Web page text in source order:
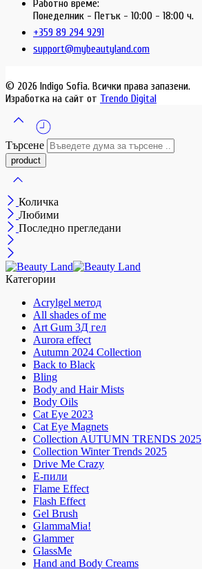
Работно време:
Понеделник - Петък - 10:00 - 18:00 ч.
+359 89 294 9291
support@mybeautyland.com
© 2026 Indigo Sofia. Всички права запазени.
Изработка на сайт от Trendo Digital
Търсене
Количка
Любими
Последно прегледани
Категории
Acrylgel метод
All shades of me
Art Gum 3Д гел
Aurora effect
Autumn 2024 Collection
Back to Black
Bling
Body and Hair Mists
Body Oils
Cat Eye 2023
Cat Eye Magnets
Collection AUTUMN TRENDS 2025
Collection Winter Trends 2025
Drive Me Crazy
E-пили
Flame Effect
Flash Effect
Gel Brush
GlammaMia!
Glammer
GlassMe
Hand and Body Creams